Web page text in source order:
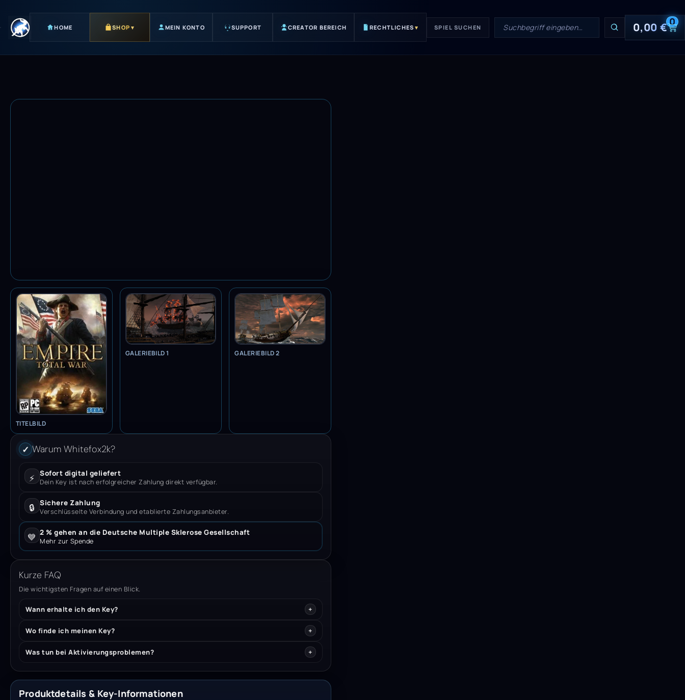
HOME SHOP ▾ MEIN KONTO SUPPORT CREATOR BEREICH RECHTLICHES ▾ SPIEL SUCHEN 0,00€0
TITELBILD
GALERIEBILD 1 GALERIEBILD 2
✓ Warum Whitefox2k?
⚡ Sofort digital geliefert
Dein Key ist nach erfolgreicher Zahlung direkt verfügbar.
🔒 Sichere Zahlung
Verschlüsselte Verbindung und etablierte Zahlungsanbieter.
💙 2 % gehen an die Deutsche Multiple Sklerose Gesellschaft
Mehr zur Spende
Kurze FAQ
Die wichtigsten Fragen auf einen Blick.
Wann erhalte ich den Key?
Wo finde ich meinen Key?
Was tun bei Aktivierungsproblemen?
Produktdetails & Key-Informationen